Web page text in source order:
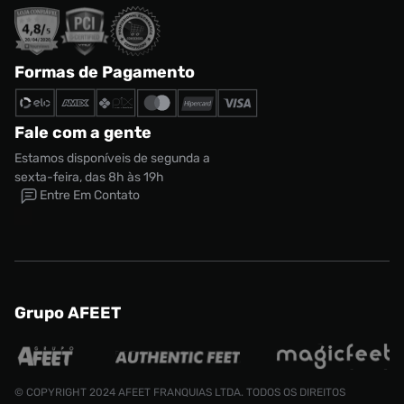
Formas de Pagamento
Fale com a gente
Estamos disponíveis de segunda a
sexta-feira, das 8h às 19h
Entre Em Contato
Grupo AFEET
© COPYRIGHT 2024 AFEET FRANQUIAS LTDA. TODOS OS DIREITOS